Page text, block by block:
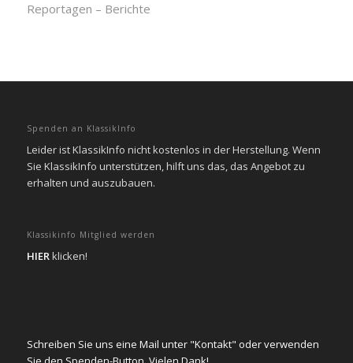
Reportagen – Berichte
Spenden an KlassikInfo
Leider ist KlassikInfo nicht kostenlos in der Herstellung. Wenn
Sie KlassikInfo unterstützen, hilft uns das, das Angebot zu
erhalten und auszubauen.
Klassikinfo Mitglied werden
HIERklicken!
Schreiben Sie uns eine Mail unter "Kontakt" oder verwenden